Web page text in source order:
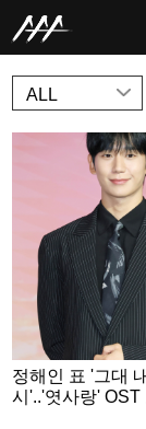
NEWS
ALL
정해인 표 '그대
시'..'엿사랑' OST